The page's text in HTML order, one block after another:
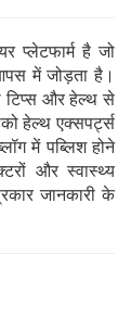
है जो
में जोड़ता है।
टिप्स और हेल्थ से
हेल्थ एक्सपर्ट्स
में पब्लिश होने
और स्वास्थ्य
जानकारी के